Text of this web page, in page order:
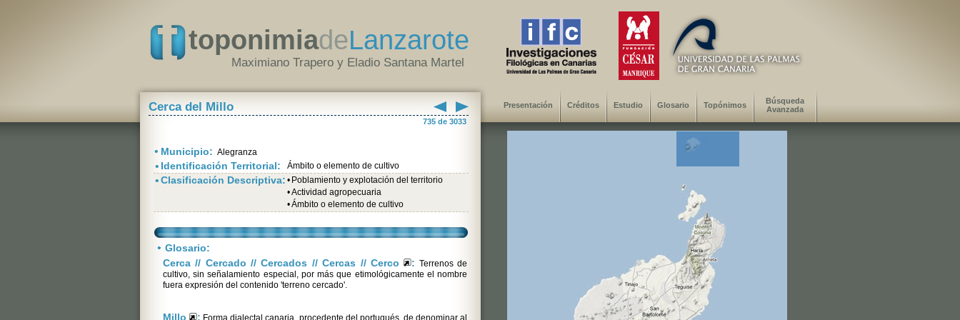
toponimiadeLanzarote
Maximiano Trapero y Eladio Santana Martel
Cerca del Millo
735 de 3033
• Municipio: Alegranza
• Identificación Territorial: Ámbito o elemento de cultivo
•Clasificación Descriptiva: • Poblamiento y explotación del territorio
•Actividad agropecuaria
•Ámbito o elemento de cultivo
• Glosario:
Cerca // Cercado // Cercados // Cercas // Cerco
: Terrenos de
cultivo, sin señalamiento especial, por más que etimológicamente el nombre
fuera expresión del contenido 'terreno cercado'.
Millo : Forma dialectal canaria, procedente del portugués, de denominar al
Presentación Créditos Estudio Glosario Topónimos
Búsqueda
Avanzada